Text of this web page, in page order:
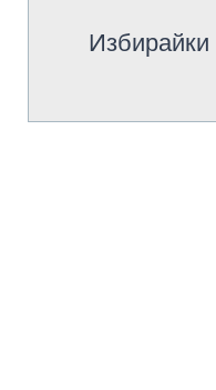
Избирайки